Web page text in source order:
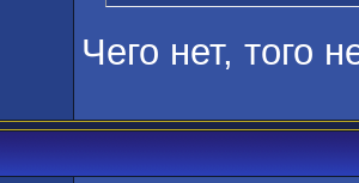
Чего нет, того